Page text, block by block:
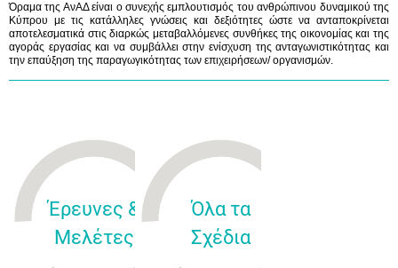
Όραμα της ΑνΑΔ είναι ο συνεχής εμπλουτισμός του ανθρώπινου δυναμικού της
Κύπρου με τις κατάλληλες γνώσεις και δεξιότητες ώστε να ανταποκρίνεται
αποτελεσματικά στις διαρκώς μεταβαλλόμενες συνθήκες της οικονομίας και της
αγοράς εργασίας και να συμβάλλει στην ενίσχυση της ανταγωνιστικότητας και
την επαύξηση της παραγωγικότητας των επιχειρήσεων/ οργανισμών.
Έρευνες &
Μελέτες
Όλα τα
Σχέδια